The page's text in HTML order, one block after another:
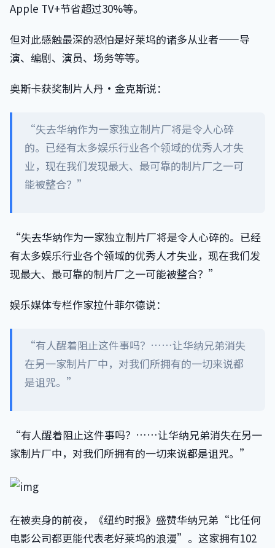
Apple TV+节省超过30%等。
但对此感触最深的恐怕是好莱坞的诸多从业者——导
演、编剧、演员、场务等等。
奥斯卡获奖制片人丹·金克斯说：
“失去华纳作为一家独立制片厂将是令人心碎
的。已经有太多娱乐行业各个领域的优秀人才失
业，现在我们发现最大、最可靠的制片厂之一可
能被整合？”
“失去华纳作为一家独立制片厂将是令人心碎的。已经
有太多娱乐行业各个领域的优秀人才失业，现在我们发
现最大、最可靠的制片厂之一可能被整合？”
娱乐媒体专栏作家拉什菲尔德说：
“有人醒着阻止这件事吗？……让华纳兄弟消失
在另一家制片厂中，对我们所拥有的一切来说都
是诅咒。”
“有人醒着阻止这件事吗？……让华纳兄弟消失在另一
家制片厂中，对我们所拥有的一切来说都是诅咒。”
在被卖身的前夜，《纽约时报》盛赞华纳兄弟“比任何
电影公司都更能代表老好莱坞的浪漫”。这家拥有102